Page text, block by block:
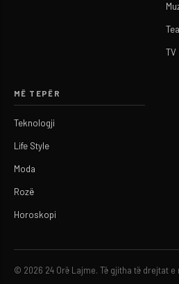
TV
MË TEPËR
Teknologji
Life Style
Moda
Rozë
Horoskopi
© 2026 24 Orë Lajme. Të gjitha të drejtat e